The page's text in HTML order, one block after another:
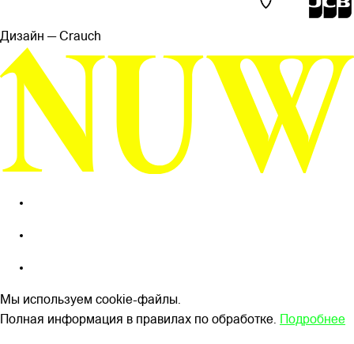
Дизайн — Сrauch
Мы используем cookie-файлы.
Полная информация в правилах по обработке. Подробнее